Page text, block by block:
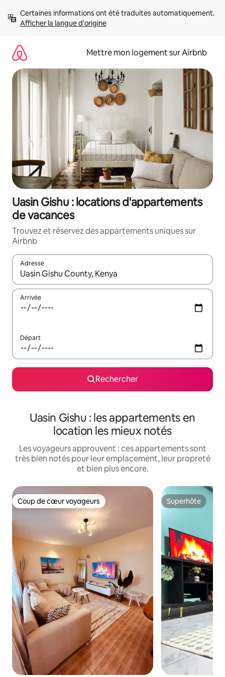
directement
Afficher la langue d'origine
Mettre mon logement sur Airbnb
Uasin Gishu : locations d'appartements
de vacances
Trouvez et réservez des appartements uniques sur
Airbnb
Adresse
Lorsque les résultats s'affichent, utilisez les flèches vers le
Arrivée
Départ
Rechercher
Uasin Gishu : les appartements en
location les mieux notés
Les voyageurs approuvent : ces appartements sont
très bien notés pour leur emplacement, leur propreté
et bien plus encore.
Coup de cœur voyageurs
Coup de cœur voyageurs Superhôte
Superhôte